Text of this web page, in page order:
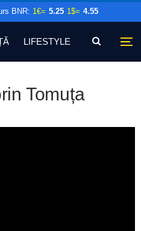
BNR: 1€= 5.25 1$= 4.55
LIFESTYLE
Tomuța